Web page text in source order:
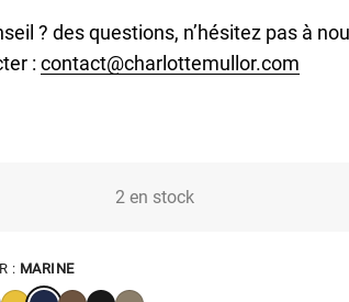
? des questions, n’hésitez pas à
: contact@charlottemullor.com
2 en stock
: MARINE